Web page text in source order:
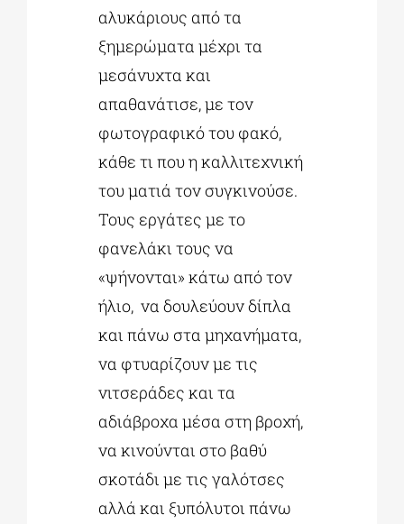
αλυκάριους από τα
ξημερώματα μέχρι τα
μεσάνυχτα και
απαθανάτισε, με τον
φωτογραφικό του φακό,
κάθε τι που η καλλιτεχνική
του ματιά τον συγκινούσε.
Τους εργάτες με το
φανελάκι τους να
«ψήνονται» κάτω από τον
ήλιο, να δουλεύουν δίπλα
και πάνω στα μηχανήματα,
να φτυαρίζουν με τις
νιτσεράδες και τα
αδιάβροχα μέσα στη βροχή,
να κινούνται στο βαθύ
σκοτάδι με τις γαλότσες
αλλά και ξυπόλυτοι πάνω